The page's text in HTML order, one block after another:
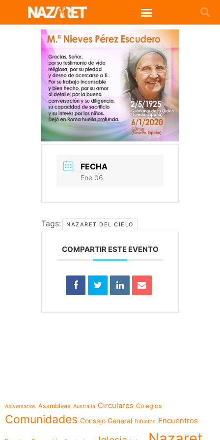
FECHA
Ene 06
Tags: NAZARET DEL CIELO
COMPARTIR ESTE EVENTO
Aniversarios Asambleas Australia Circulares Colegios
Comunidades Consejo General Difuntas Encuentros